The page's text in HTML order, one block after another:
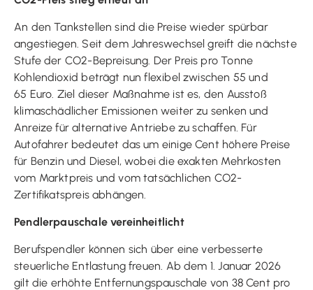
An den Tankstellen sind die Preise wieder spürbar
angestiegen. Seit dem Jahreswechsel greift die nächste
Stufe der CO2-Bepreisung. Der Preis pro Tonne
Kohlendioxid beträgt nun flexibel zwischen 55 und
65 Euro. Ziel dieser Maßnahme ist es, den Ausstoß
klimaschädlicher Emissionen weiter zu senken und
Anreize für alternative Antriebe zu schaffen. Für
Autofahrer bedeutet das um einige Cent höhere Preise
für Benzin und Diesel, wobei die exakten Mehrkosten
vom Marktpreis und vom tatsächlichen CO2-
Zertifikatspreis abhängen.
Pendlerpauschale vereinheitlicht
Berufspendler können sich über eine verbesserte
steuerliche Entlastung freuen. Ab dem 1. Januar 2026
gilt die erhöhte Entfernungspauschale von 38 Cent pro